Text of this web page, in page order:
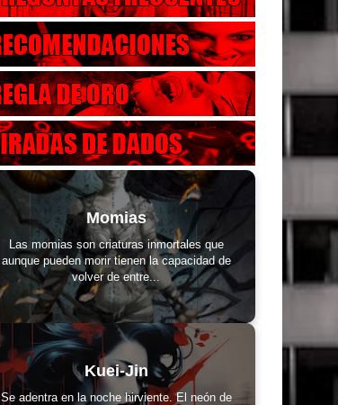
Momias
Las momias son criaturas inmortales que
aunque pueden morir tienen la capacidad de
volver de entre...
Kuei-Jin
Se adentra en la noche hirviente. El neón de